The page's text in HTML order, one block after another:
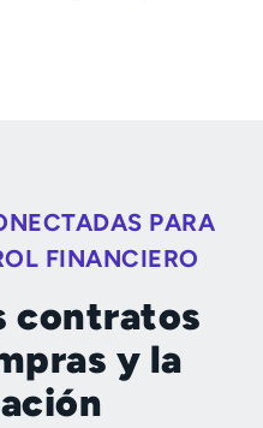
PARA
FINANCIERO
contratos
y la